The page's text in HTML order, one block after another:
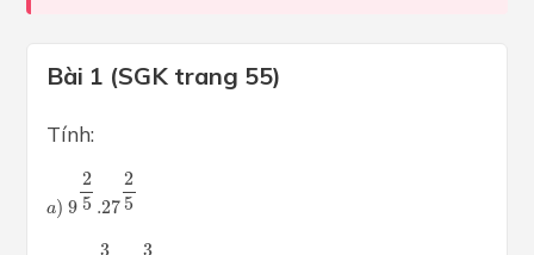
Bài 1 (SGK trang 55)
Tính:
a) 9
2
5 .27
2
5
2 .272
3
3
1443 3